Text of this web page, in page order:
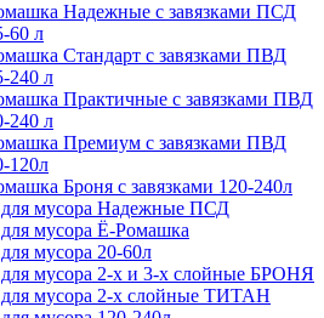
Надежные с завязками ПСД
60 л
Стандарт с завязками ПВД
240 л
Практичные с завязками ПВД
240 л
Премиум с завязками ПВД
120л
Броня с завязками 120-240л
мусора Надежные ПСД
мусора Ё-Ромашка
мусора 20-60л
мусора 2-х и 3-х слойные БРОНЯ
мусора 2-х слойные ТИТАН